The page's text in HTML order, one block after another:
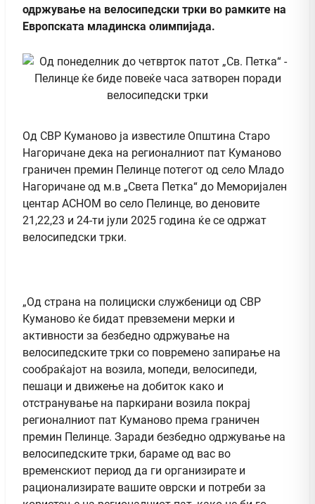
одржување на велосипедски трки во рамките на
Европската младинска олимпијада.
Од СВР Куманово ја известиле Општина Старо
Нагоричане дека на регионалниот пат Куманово
граничен премин Пелинце потегот од село Младо
Нагоричане од м.в „Света Петка“ до Меморијален
центар АСНОМ во село Пелинце, во деновите
21,22,23 и 24-ти јули 2025 година ќе се одржат
велосипедски трки.
„Од страна на полициски службеници од СВР
Куманово ќе бидат превземени мерки и
активности за безбедно одржување на
велосипедските трки со повремено запирање на
сообраќајот на возила, мопеди, велосипеди,
пешаци и движење на добиток како и
отстранување на паркирани возила покрај
регионалниот пат Куманово према граничен
премин Пелинце. Заради безбедно одржување на
велосипедските трки, бараме од вас во
временскиот период да ги организирате и
рационализирате вашите оврски и потреби за